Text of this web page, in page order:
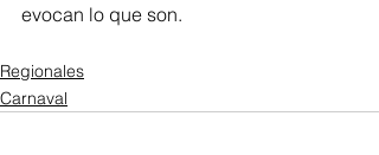
evocan lo que son.
Regionales
Carnaval